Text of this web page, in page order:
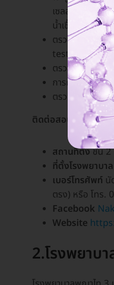
เซลล์ไข่ หรือกา
น้ำเชื้ออสุจิ
ตรวจทางพันธุก
testing), ด้วยวิ
ตรวจคัดกรองโ
การฝากแช่แข็งไข่
ตรวจส่องกล้อง
ติดต่อสอบถามรายละ
สถานที่ตั้งชั้น 2
ที่ตั้งโรงพยาบาล
เบอร์โทรศัพท์ นั
ตรง) หรือ โทร.
Facebook
Website
2.โรงพยาบ